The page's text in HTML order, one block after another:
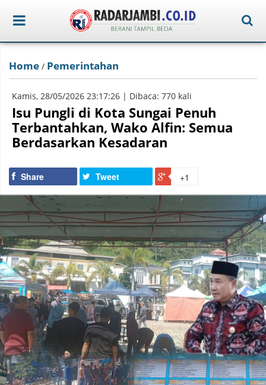
Home / Pemerintahan
Kamis, 28/05/2026 23:17:26 | Dibaca: 770 kali
Isu Pungli di Kota Sungai Penuh
Terbantahkan, Wako Alfin: Semua
Berdasarkan Kesadaran
Share Tweet +1